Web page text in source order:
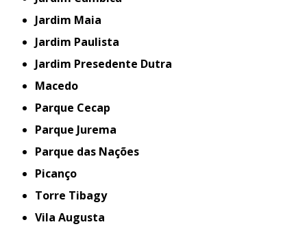
Jardim Maia
Jardim Paulista
Jardim Presedente Dutra
Macedo
Parque Cecap
Parque Jurema
Parque das Nações
Picanço
Torre Tibagy
Vila Augusta